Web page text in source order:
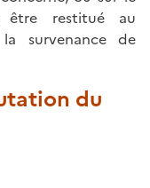
être restitué au
survenance de
du